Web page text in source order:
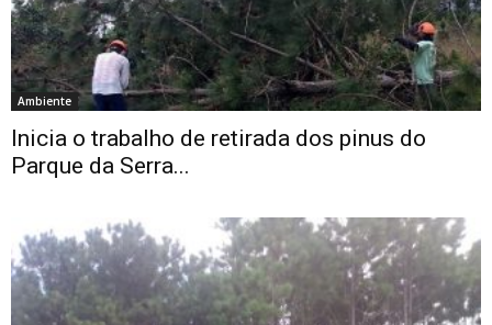
Ambiente
Inicia o trabalho de retirada dos pinus do
Parque da Serra...